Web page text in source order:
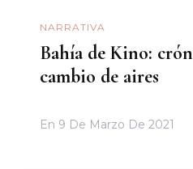
NARRATIVA
Bahía de Kino:
cambio de aires
En 9 De Marzo De 2021